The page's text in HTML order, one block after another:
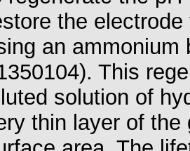
the
an ammonium
This
solution of
thin layer of the